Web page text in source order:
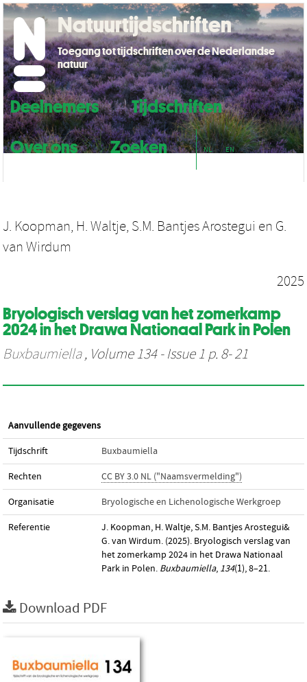
Deelnemers
Tijdschriften
Over ons
Zoeken NL EN
Natuurtijdschriften
Toegang tot tijdschriften over de Nederlandse
natuur
J. Koopman, H. Waltje, S.M. Bantjes Arostegui en G.
van Wirdum
2025
Bryologisch verslag van het zomerkamp
2024 in het Drawa Nationaal Park in Polen
Buxbaumiella, Volume 134 - Issue 1 p. 8- 21
Aanvullende gegevens
Tijdschrift Buxbaumiella
Rechten CC BY 3.0 NL ("Naamsvermelding")
Organisatie Bryologische en Lichenologische Werkgroep
Referentie
J. Koopman, H. Waltje, S.M. Bantjes Arostegui&
G. van Wirdum. (2025). Bryologisch verslag van
het zomerkamp 2024 in het Drawa Nationaal
Park in Polen. Buxbaumiella, 134(1), 8–21.
Download PDF